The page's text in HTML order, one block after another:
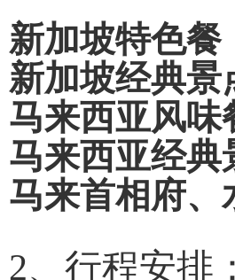
新加坡特色餐
新加坡经典景
马来西亚风味
马来西亚经典
马来首相府、
2、行程安排：